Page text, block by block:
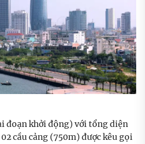
đoạn khởi động) với tổng diện
cầu cảng (750m) được kêu gọi